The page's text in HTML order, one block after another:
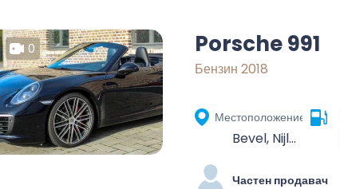
0 Porsche 991
Бензин 2018
Местоположение
Bevel, Nijlen, Mechelen, Antwerp, Flanders, Belgium
Частен продавач